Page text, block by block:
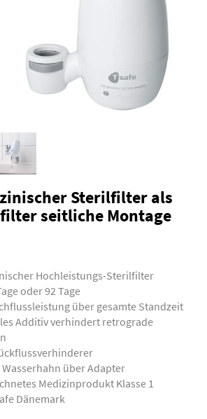
Sterilfilter als
seitliche Montage
Hochleistungs-Sterilfilter
oder 92 Tage
über gesamte Standzeit
Additiv verhindert retrograde
über Adapter
Medizinprodukt Klasse 1
Dänemark